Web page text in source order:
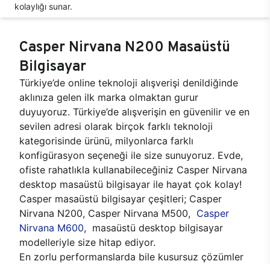
kolaylığı sunar.
Casper Nirvana N200 Masaüstü
Bilgisayar
Türkiye’de online teknoloji alışverişi denildiğinde
aklınıza gelen ilk marka olmaktan gurur
duyuyoruz. Türkiye’de alışverişin en güvenilir ve en
sevilen adresi olarak birçok farklı teknoloji
kategorisinde ürünü, milyonlarca farklı
konfigürasyon seçeneği ile size sunuyoruz. Evde,
ofiste rahatlıkla kullanabileceğiniz Casper Nirvana
desktop masaüstü bilgisayar ile hayat çok kolay!
Casper masaüstü bilgisayar çeşitleri; Casper
Nirvana N200, Casper Nirvana M500, Casper
Nirvana M600, masaüstü desktop bilgisayar
modelleriyle size hitap ediyor.
En zorlu performanslarda bile kusursuz çözümler